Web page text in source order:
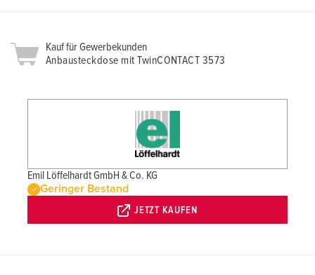
Kauf für Gewerbekunden
Anbausteckdose mit TwinCONTACT 3573
Emil Löffelhardt GmbH & Co. KG
Geringer Bestand
JETZT KAUFEN